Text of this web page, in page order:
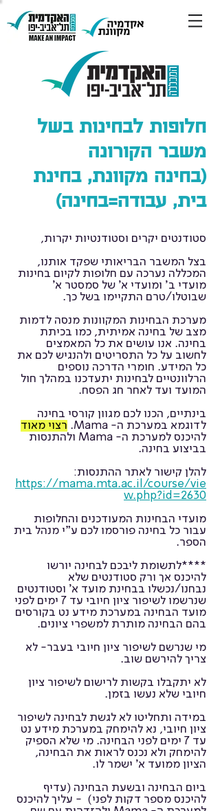
חלופות לבחינות בשל
משבר הקורונה
(בחינה מקוונת, בחינת
בית, עבודה=בחינה)
סטודנטים יקרים וסטודנטיות יקרות,
בצל המשבר הבריאותי שפקד אותנו,
המכללה נערכה עם חלופות לקיום בחינות
מועדי ב' ומועדי א' של סמסטר א'
שבוטלו/טרם התקיימו בשל כך.
מערכת הבחינות המקוונות מנסה לדמות
מצב של בחינה אמיתית, כמו בכיתת
בחינה. אנו עושים את כל המאמצים
לחשוב על כל התסריטים ולהנגיש לכם את
כל המידע. חומרי הדרכה נוספים
הרלוונטיים לבחינות יתעדכנו במהלך חול
המועד ועד לאחר חג הפסח.
בינתיים, הכנו לכם מגוון קורסי בחינה
לדוגמא במערכת ה- Mama.
רצוי מאוד
להיכנס למערכת ה- Mama ולהתנסות
בביצוע בחינה.
להלן קישור לאתר ההתנסות:
https://mama.mta.ac.il/course/vie
w.php?id=2630
מועדי הבחינות המעודכנים והחלופות
עבור כל בחינה פורסמו לכם ע"י מנהל בית
הספר.
****לתשומת ליבכם לבחינה יורשו
להיכנס אך ורק סטודנטים שלא
נבחנו/נכשלו בבחינת מועד א' וסטודנטים
שנרשמו לשיפור ציון חיובי עד 7 ימים לפני
מועד הבחינה במערכת מידע נט בקורסים
בהם הבחינה מותרת למשפרי ציונים.
מי שנרשם לשיפור ציון חיובי בעבר- לא
צריך להירשם שוב.
לא יתקבלו בקשות לרישום לשיפור ציון
חיובי שלא נעשו בזמן.
במידה ותחליטו לא לגשת לבחינה לשיפור
ציון חיובי, נא להימחק במערכת מידע נט
עד 7 ימים לפני הבחינה. מי שלא הספיק
להימחק ולא נכנס לראות את הבחינה,
הציון ממועד א' ישמר לו.
ביום הבחינה ובשעת הבחינה (עדיף
להיכנס מספר דקות לפני) - עליך להיכנס